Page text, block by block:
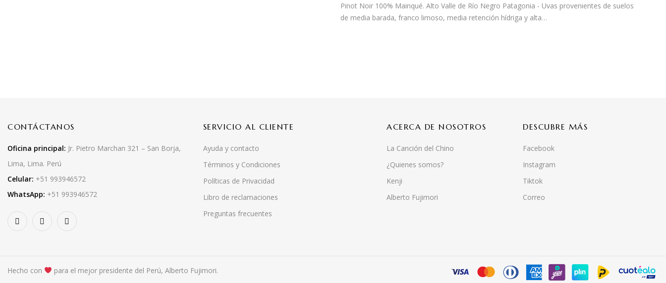
Pinot Noir 100% Mainqué. Alto Valle de Río Negro Patagonia - Uvas provenientes de suelos
de media barada, franco limoso, media retención hídriga y alta…
CONTÁCTANOS
Oficina principal: Jr. Pietro Marchan 321 – San Borja,
Lima, Lima. Perú
Celular: +51 993946572
WhatsApp: +51 993946572
SERVICIO AL CLIENTE
Ayuda y contacto
Términos y Condiciones
Políticas de Privacidad
Libro de reclamaciones
Preguntas frecuentes
ACERCA DE NOSOTROS
La Canción del Chino
¿Quienes somos?
Kenji
Alberto Fujimori
DESCUBRE MÁS
Facebook
Instagram
Tiktok
Correo
Hecho con para el mejor presidente del Perú, Alberto Fujimori.